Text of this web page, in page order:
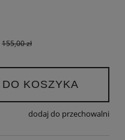
155,00 zł
DO KOSZYKA
dodaj do przechowalni